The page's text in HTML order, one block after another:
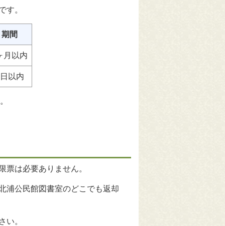
す。
期間
月以内
以内
票は必要ありません。
浦公民館図書室のどこでも返却
い。